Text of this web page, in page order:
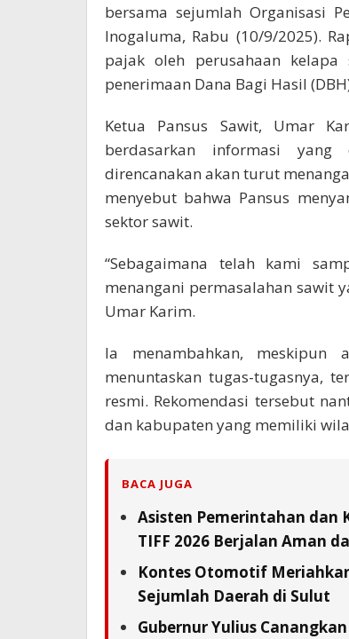
bersama sejumlah Organisasi
Inogaluma, Rabu (10/9/2025).
pajak oleh perusahaan
penerimaan Dana Bagi Hasil
Ketua Pansus Sawit, Umar
berdasarkan informasi yang
direncanakan akan turut
menyebut bahwa Pansus
sektor sawit.
“Sebagaimana telah kami
menangani permasalahan sawit
Umar Karim.
Ia menambahkan, meskipun
menuntaskan tugas-tugasnya,
resmi. Rekomendasi tersebut
dan kabupaten yang memiliki
BACA JUGA
Asisten Pemerintahan dan
TIFF 2026 Berjalan Aman
Kontes Otomotif
Sejumlah Daerah di Sulut
Gubernur Yulius